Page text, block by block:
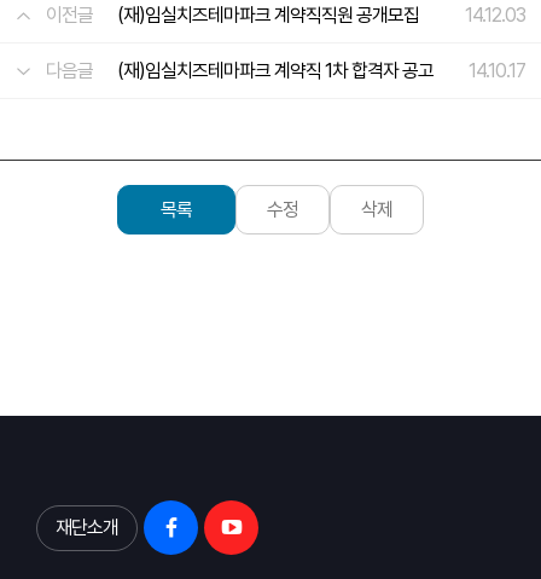
이전글 (재)임실치즈테마파크 계약직직원 공개모집 14.12.03
다음글 (재)임실치즈테마파크 계약직 1차 합격자 공고 14.10.17
목록 수정 삭제
재단소개